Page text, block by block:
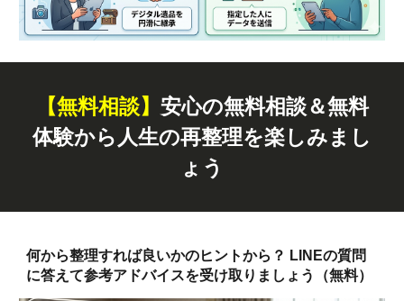
【無料相談】 安心の無料相談＆無料
体験から人生の再整理を楽しみまし
ょう
何から整理すれば良いかのヒントから？ LINEの質問
に答えて参考アドバイスを受け取りましょう（無料）